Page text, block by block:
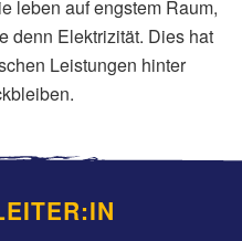
leben auf engstem Raum,
denn Elektrizität. Dies hat
Leistungen hinter